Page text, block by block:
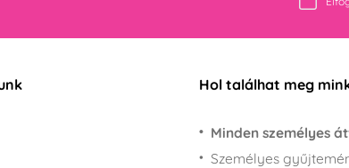
Hol találhat meg
Minden személyes
Személyes